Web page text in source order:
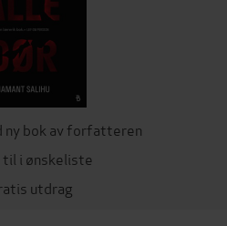
ny bok av forfatteren
til i ønskeliste
utdrag